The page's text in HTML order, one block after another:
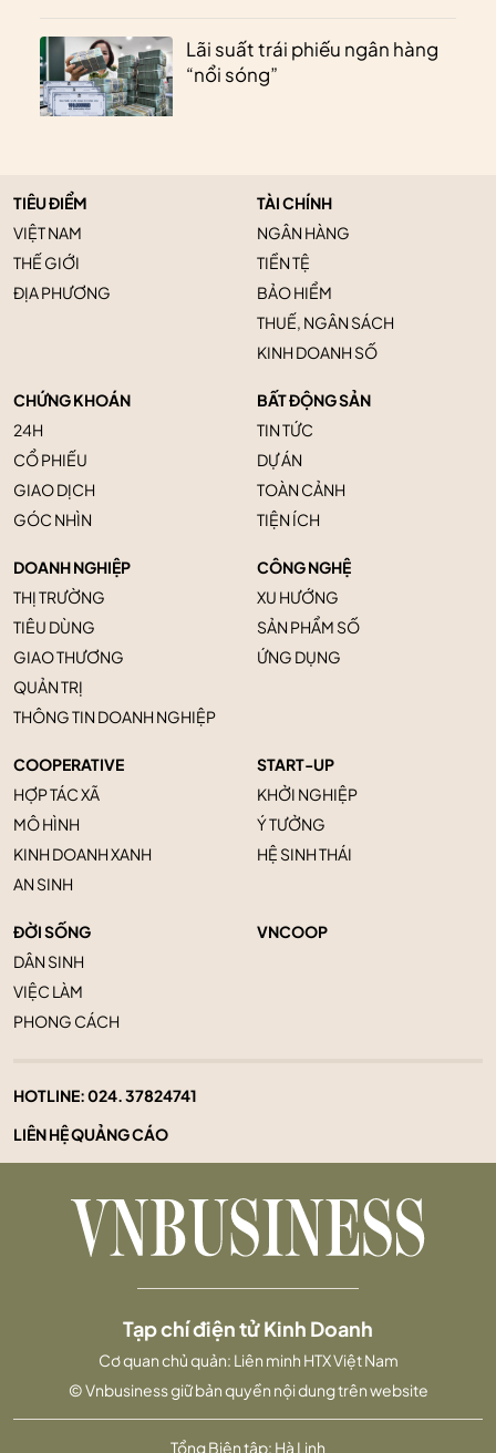
Lãi suất trái phiếu ngân hàng
“nổi sóng”
TIÊU ĐIỂM
VIỆT NAM
THẾ GIỚI
ĐỊA PHƯƠNG
TÀI CHÍNH
NGÂN HÀNG
TIỀN TỆ
BẢO HIỂM
THUẾ, NGÂN SÁCH
KINH DOANH SỐ
CHỨNG KHOÁN
24H
CỔ PHIẾU
GIAO DỊCH
GÓC NHÌN
BẤT ĐỘNG SẢN
TIN TỨC
DỰ ÁN
TOÀN CẢNH
TIỆN ÍCH
DOANH NGHIỆP
THỊ TRƯỜNG
TIÊU DÙNG
GIAO THƯƠNG
QUẢN TRỊ
THÔNG TIN DOANH NGHIỆP
CÔNG NGHỆ
XU HƯỚNG
SẢN PHẨM SỐ
ỨNG DỤNG
COOPERATIVE
HỢP TÁC XÃ
MÔ HÌNH
KINH DOANH XANH
AN SINH
START-UP
KHỞI NGHIỆP
Ý TƯỞNG
HỆ SINH THÁI
ĐỜI SỐNG
DÂN SINH
VIỆC LÀM
PHONG CÁCH
VNCOOP
HOTLINE:024. 37824741
LIÊN HỆ QUẢNG CÁO
Tổng Biên tập: Hà Linh
Tạp chí điện tử Kinh Doanh
Cơ quan chủ quản: Liên minh HTX Việt Nam
© Vnbusiness giữ bản quyền nội dung trên website